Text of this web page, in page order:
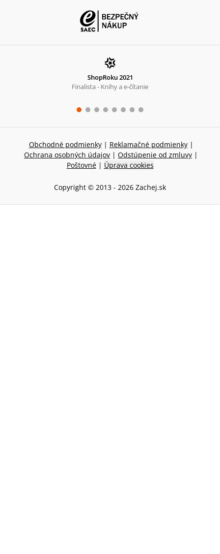
ShopRoku 2021
Finalista - Knihy a e-čítanie
Obchodné podmienky | Reklamačné podmienky |
Ochrana osobných údajov | Odstúpenie od zmluvy |
Poštovné | Úprava cookies
Copyright © 2013 - 2026 Zachej.sk